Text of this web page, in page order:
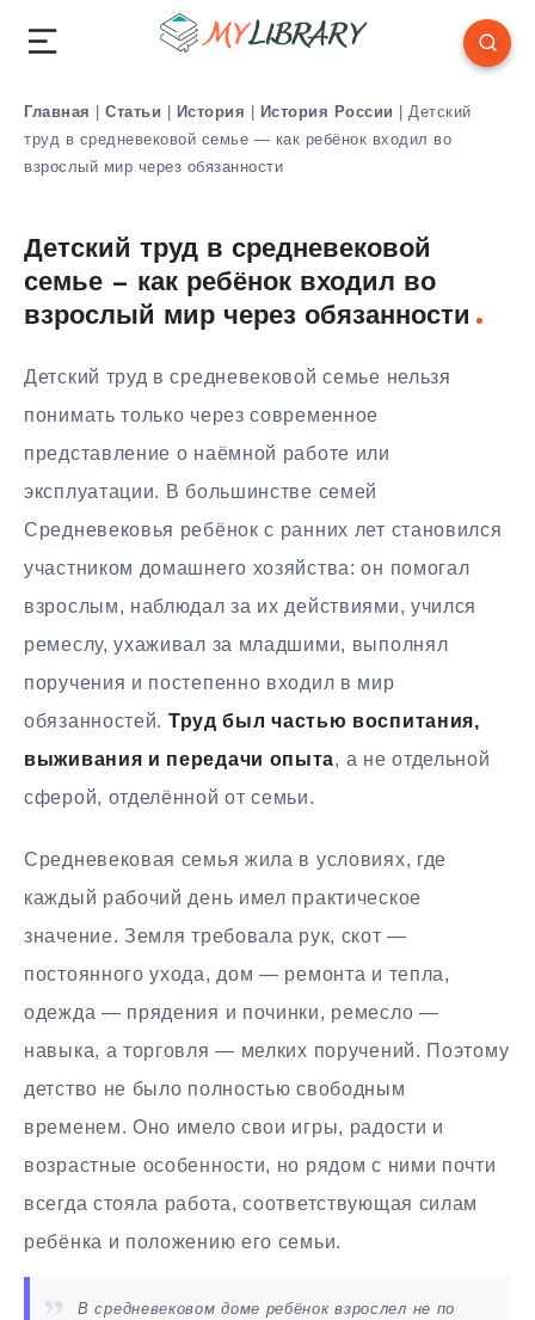
Главная | Статьи | История | История России | Детский
труд в средневековой семье — как ребёнок входил во
взрослый мир через обязанности
Детский труд в средневековой
семье — как ребёнок входил во
взрослый мир через обязанности
Детский труд в средневековой семье нельзя
понимать только через современное
представление о наёмной работе или
эксплуатации. В большинстве семей
Средневековья ребёнок с ранних лет становился
участником домашнего хозяйства: он помогал
взрослым, наблюдал за их действиями, учился
ремеслу, ухаживал за младшими, выполнял
поручения и постепенно входил в мир
обязанностей. Труд был частью воспитания,
выживания и передачи опыта, а не отдельной
сферой, отделённой от семьи.
Средневековая семья жила в условиях, где
каждый рабочий день имел практическое
значение. Земля требовала рук, скот —
постоянного ухода, дом — ремонта и тепла,
одежда — прядения и починки, ремесло —
навыка, а торговля — мелких поручений. Поэтому
детство не было полностью свободным
временем. Оно имело свои игры, радости и
возрастные особенности, но рядом с ними почти
всегда стояла работа, соответствующая силам
ребёнка и положению его семьи.
В средневековом доме ребёнок взрослел не по